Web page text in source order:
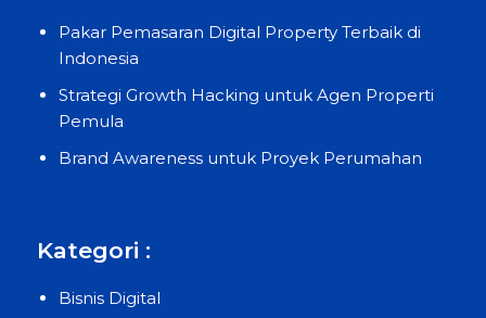
Pakar Pemasaran Digital Property Terbaik di
Indonesia
Strategi Growth Hacking untuk Agen Properti
Pemula
Brand Awareness untuk Proyek Perumahan
Kategori :
Bisnis Digital